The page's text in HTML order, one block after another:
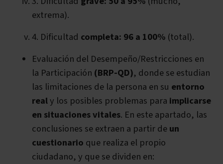
extrema).
4. Dificultad completa: 96 a 100% (total).
Evaluación del Desempeño/Restricciones en
la Participación (BRP-QD), donde se estudian
las limitaciones de la persona en su entorno
realy los posibles problemas para implicarse
en situaciones vitales. En este apartado, las
conclusiones se extraen a partir deun
cuestionario que realiza el propio
ciudadano, y que se dividen en: